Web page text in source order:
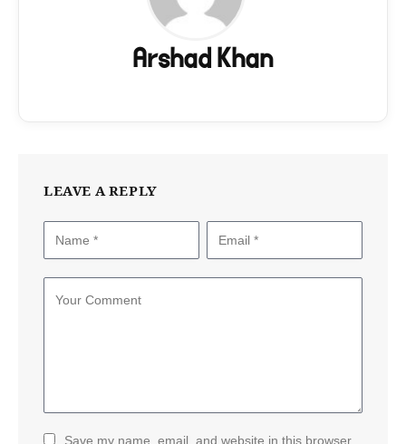
Arshad Khan
LEAVE A REPLY
Save my name, email, and website in this browser